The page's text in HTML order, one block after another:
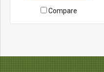
Compare